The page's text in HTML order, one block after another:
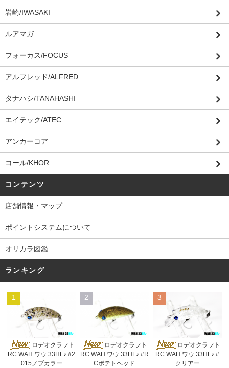
岩崎/IWASAKI
ルアマガ
フォーカス/FOCUS
アルフレッド/ALFRED
タナハシ/TANAHASHI
エイテック/ATEC
アンカーコア
コール/KHOR
コンテンツ
店舗情報・マップ
ポイントシステムについて
オリカラ図鑑
ランキング
1
ロデオクラフト
RC WAH ワウ 33HF♪ #2
015ノブカラー
2
ロデオクラフト
RC WAH ワウ 33HF♪ #R
Cポテトヘッド
3
ロデオクラフト
RC WAH ワウ 33HF♪ #
クリアー